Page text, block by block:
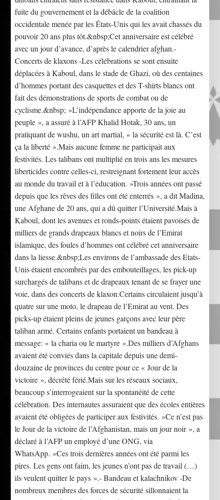
fuite du gouvernement et la débâcle de la coalition
occidentale menée par les États-Unis qui les avait chassés du
pouvoir 20 ans plus tôt.&nbsp;Cet anniversaire est célébré
avec un jour d’avance, d’après le calendrier afghan.-
Concerts de klaxons -Les célébrations se sont ensuite
déplacées à Kaboul, dans le stade de Ghazi, où des centaines
d’hommes portant des casquettes et des T-shirts blancs ont
fait des démonstrations de sports de combat ou de
cyclisme.&nbsp; »L’indépendance apporte de la joie au
peuple », a assuré à l’AFP Khalid Hotak, 30 ans, un
pratiquant de wushu, un art martial, « la sécurité est là. C’est
ça la liberté ».Mais aucune femme ne participait aux
festivités. Les talibans ont multiplié en trois ans les mesures
liberticides contre celles-ci, restreignant fortement leur accès
au monde du travail et à l’éducation. »Trois années ont passé
depuis que les rêves des filles ont été enterrés », a dit Madina,
une Afghane de 20 ans, qui a dû quitter l’Université.Mais à
Kaboul, dont les avenues et ronds-points étaient pavoisés de
milliers de grands drapeaux blancs et noirs de l’Emirat
islamique, des foules d’hommes ont célébré cet anniversaire
dans la liesse.&nbsp;Les environs de l’ambassade des Etats-
Unis étaient encombrés par des embouteillages, les pick-up
surchargés de talibans et de drapeaux tenant de se frayer une
voie, dans des concerts de klaxon.Certains circulaient jusqu’à
quatre sur une moto, le drapeau de l’Emirat au vent. Des
picks-up étaient pleins de jeunes garçons avec leur père
taliban armé. Certains enfants portaient un bandeau à
message: « la charia ou le martyre ».Des milliers d’Afghans
avaient été conviés dans la capitale depuis une demi-
douzaine de provinces du centre pour ce « Jour de la
victoire », décrété férié.Mais sur les réseaux sociaux,
beaucoup s’interrogeaient sur la spontanéité de cette
célébration. Des internautes assuraient que des écoles entières
avaient été obligées de participer aux festivités. »Ce n’est pas
le Jour de la victoire de l’Afghanistan, mais un jour noir », a
déclaré à l’AFP un employé d’une ONG, via
WhatsApp. »Ces trois dernières années ont été parmi les
pires. Les gens ont faim, les jeunes n’ont pas de travail (…)
ils veulent quitter le pays ».- Bandeau et kalachnikov -De
nombreux membres des forces de sécurité sillonnaient la